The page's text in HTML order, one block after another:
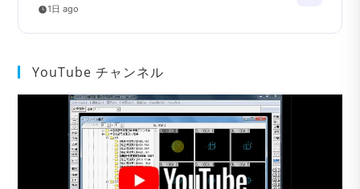
1日 ago
YouTube チャンネル